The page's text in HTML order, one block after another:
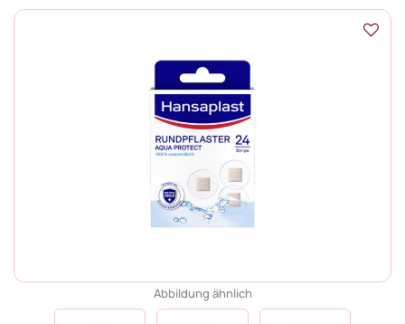
Abbildung ähnlich